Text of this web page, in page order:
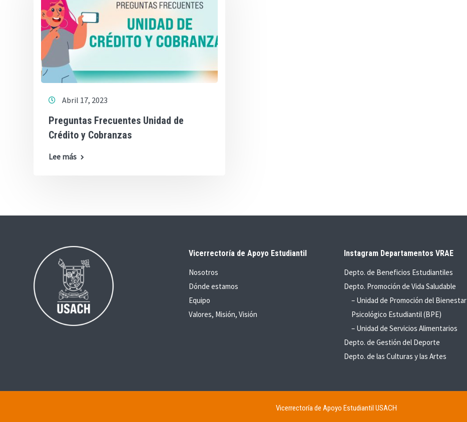
Abril 17, 2023
Preguntas Frecuentes Unidad de
Crédito y Cobranzas
Lee más
Vicerrectoría de Apoyo Estudiantil
Nosotros
Dónde estamos
Equipo
Valores, Misión, Visión
Instagram Departamentos VRAE
Depto. de Beneficios Estudiantiles
Depto. Promoción de Vida Saludable
– Unidad de Promoción del Bienestar
Psicológico Estudiantil (BPE)
– Unidad de Servicios Alimentarios
Depto. de Gestión del Deporte
Depto. de las Culturas y las Artes
Vicerrectoría de Apoyo Estudiantil USACH